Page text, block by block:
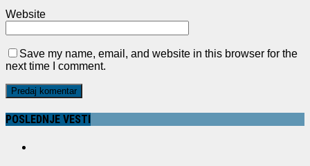
Website
Save my name, email, and website in this browser for the
next time I comment.
POSLEDNJE VESTI